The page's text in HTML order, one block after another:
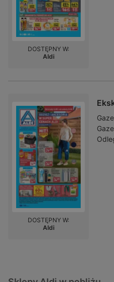
DOSTĘPNY W:
Aldi
DOSTĘPNY W:
Aldi